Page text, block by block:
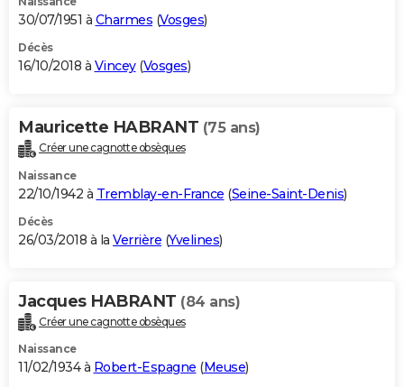
30/07/1951 à Charmes (Vosges)
Décès
16/10/2018 à Vincey(Vosges)
Mauricette HABRANT (75 ans)
Créer une cagnotte obsèques
Naissance
22/10/1942 à Tremblay-en-France (Seine-Saint-Denis)
Décès
26/03/2018 à la Verrière (Yvelines)
Jacques HABRANT (84 ans)
Créer une cagnotte obsèques
Naissance
11/02/1934 à Robert-Espagne (Meuse)